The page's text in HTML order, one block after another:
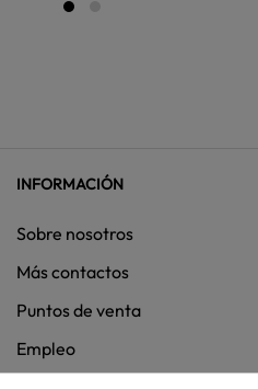
INFORMACIÓN
Sobre nosotros
Más contactos
Puntos de venta
Empleo